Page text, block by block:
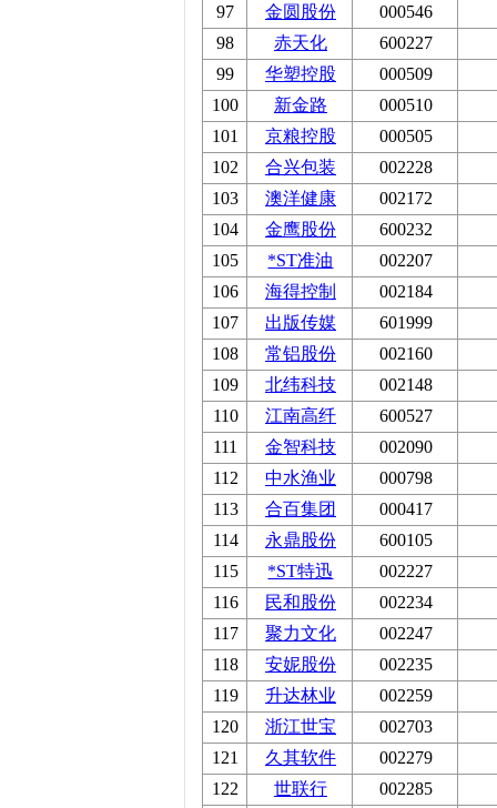
97
金圆股份
000546
98
赤天化
600227
99
华塑控股
000509
100
新金路
000510
101
京粮控股
000505
102
合兴包装
002228
103
澳洋健康
002172
104
金鹰股份
600232
105
*ST准油
002207
106
海得控制
002184
107
出版传媒
601999
108
常铝股份
002160
109
北纬科技
002148
110
江南高纤
600527
111
金智科技
002090
112
中水渔业
000798
113
合百集团
000417
114
永鼎股份
600105
115
*ST特迅
002227
116
民和股份
002234
117
聚力文化
002247
118
安妮股份
002235
119
升达林业
002259
120
浙江世宝
002703
121
久其软件
002279
122
世联行
002285